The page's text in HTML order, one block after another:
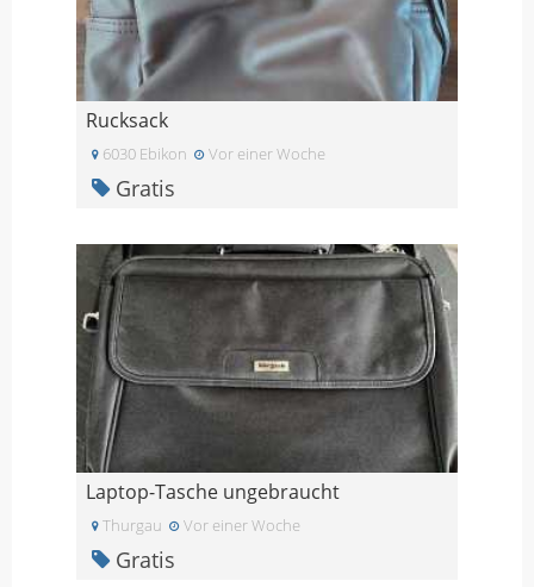
Rucksack
6030 Ebikon Vor einer Woche
Gratis
Laptop-Tasche ungebraucht
Thurgau Vor einer Woche
Gratis